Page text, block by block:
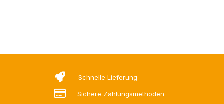
 Schnelle Lieferung
 Sichere Zahlungsmethoden